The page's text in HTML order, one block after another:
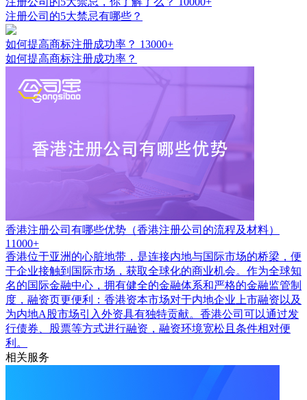
注册公司的5大禁忌有哪些？
如何提高商标注册成功率？ 13000+
如何提高商标注册成功率？
香港注册公司有哪些优势（香港注册公司的流程及材料）
11000+
香港位于亚洲的心脏地带，是连接内地与国际市场的桥梁，便
于企业接触到国际市场，获取全球化的商业机会。作为全球知
名的国际金融中心，拥有健全的金融体系和严格的金融监管制
度，融资页更便利：香港资本市场对于内地企业上市融资以及
为内地A股市场引入外资具有独特贡献。香港公司可以通过发
行债券、股票等方式进行融资，融资环境宽松且条件相对便
利。
相关服务